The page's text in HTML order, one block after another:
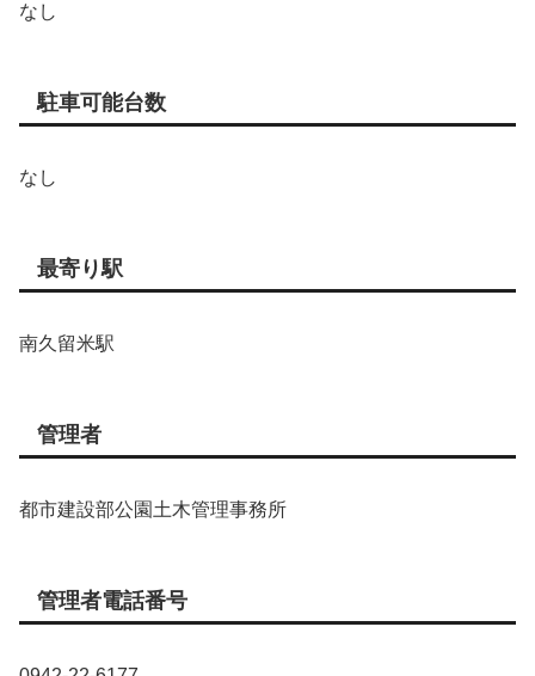
なし
駐車可能台数
なし
最寄り駅
南久留米駅
管理者
都市建設部公園土木管理事務所
管理者電話番号